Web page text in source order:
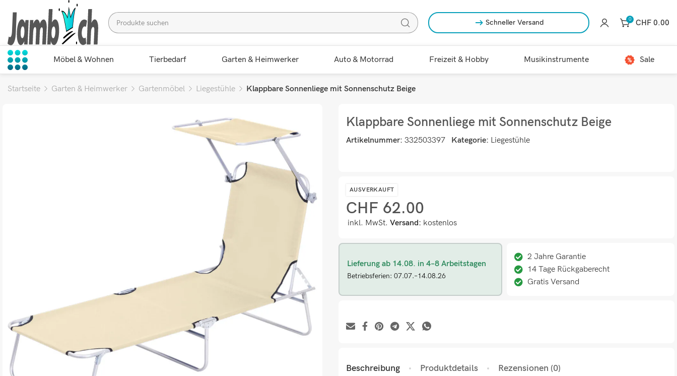
Schneller Versand 0 CHF 0.00
Möbel & Wohnen Tierbedarf Garten & Heimwerker Auto & Motorrad Freizeit & Hobby Musikinstrumente Sale
Startseite Garten & Heimwerker Gartenmöbel Liegestühle Klappbare Sonnenliege mit Sonnenschutz Beige
Klappbare Sonnenliege mit Sonnenschutz Beige
Artikelnummer: 332503397 Kategorie: Liegestühle
AUSVERKAUFT
CHF 62.00
inkl. MwSt. Versand: kostenlos
Lieferung ab 14.08. in 4–8 Arbeitstagen
Betriebsferien: 07.07.–14.08.26
2 Jahre Garantie
14 Tage Rückgaberecht
Gratis Versand
Beschreibung Produktdetails Rezensionen (0)